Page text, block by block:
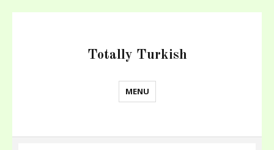
Totally Turkish
MENU